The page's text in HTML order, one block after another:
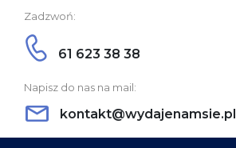
Zadzwoń:
61 623 38 38
Napisz do nas na mail:
kontakt@wydajenamsie.pl